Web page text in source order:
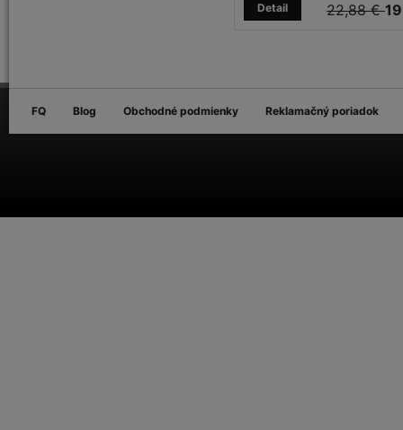
22,88 €
Detail
FQ Blog Obchodné podmienky Reklamačný poriadok